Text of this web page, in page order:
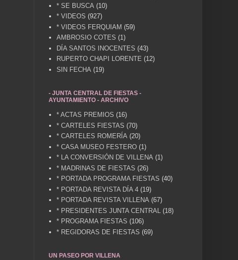
* SE BUSCA (10)
* VIDEOS (927)
* VIDEOS FERQUIAM (59)
AMBROSIO COTES (1)
DÍA SANTOS INOCENTES (43)
RUPERTO CHAPI LORENTE (12)
SIN FECHA (19)
- JUNTA CENTRAL DE FIESTAS -
AYUNTAMIENTO - ARCHIVO
* ACTAS PREMIOS (16)
* CARTELES FIESTAS (70)
* CARTELES ROMERÍA (20)
* CASA MUSEO FESTERO (1)
* LA CONVERSIÓN DE VILLENA (1)
* MADRINAS DE FIESTAS (26)
* PORTADA PROGRAMA FIESTAS (40)
* PORTADA REVISTA DÍA 4 (19)
* PORTADA REVISTA VILLENA (67)
* PRESIDENTES JUNTA CENTRAL
(18)
* PROGRAMA FIESTAS (106)
* REGIDORAS DE FIESTAS (69)
UN PASEO POR VILLENA